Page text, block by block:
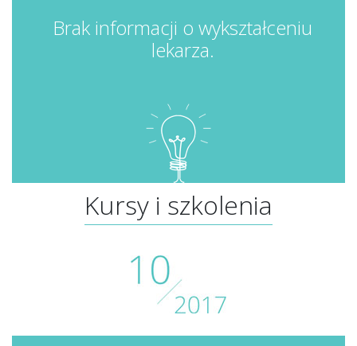
Brak informacji o wykształceniu
lekarza.
Kursy i szkolenia